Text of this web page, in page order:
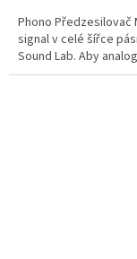
Phono Předzesilovač
signal v celé šířce
Sound Lab. Aby